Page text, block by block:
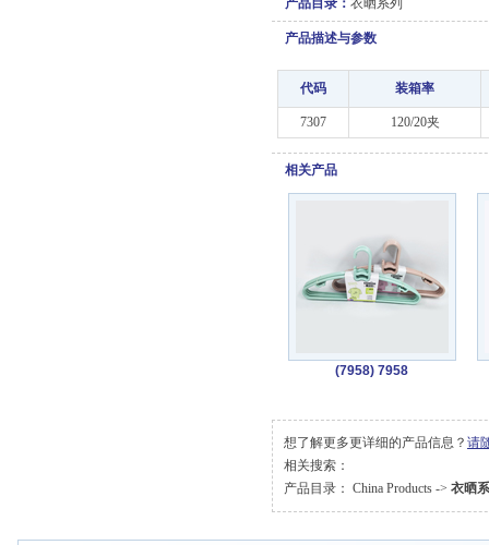
产品目录： 衣晒系列
产品描述与参数
代码 装箱率
7307 120/20夹
相关产品
(7958) 7958
想了解更多更详细的产品信息？ 请
相关搜索：
产品目录： China Products -> 衣晒